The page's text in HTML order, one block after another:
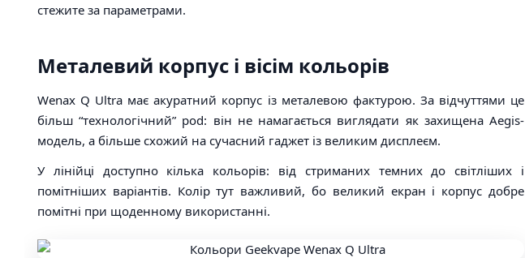
стежите за параметрами.
Металевий корпус і вісім кольорів
Wenax Q Ultra має акуратний корпус із металевою фактурою. За відчуттями це
більш “технологічний” pod: він не намагається виглядати як захищена Aegis-
модель, а більше схожий на сучасний гаджет із великим дисплеєм.
У лінійці доступно кілька кольорів: від стриманих темних до світліших і
помітніших варіантів. Колір тут важливий, бо великий екран і корпус добре
помітні при щоденному використанні.